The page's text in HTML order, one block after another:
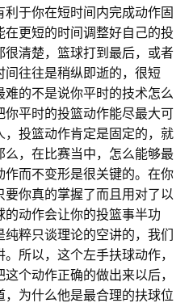
于你在短时间内完成动作固
更短的时间调整好自己的投
清楚，篮球打到最后，或者
往往是稍纵即逝的，很短
的不是说你平时的技术怎么
平时的投篮动作能尽最大可
投篮动作肯定是固定的，就
，在比赛当中，怎么能够最
而不变形是很关键的。在你
你真的掌握了而且用对了以
动作会让你的投篮事半功
粹只谈理论的空讲的，我们
所以，这个左手扶球动作，
个动作正确的做出来以后，
为什么他是最合理的扶球位